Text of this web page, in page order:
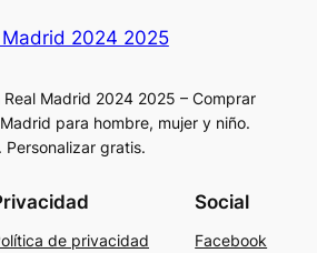
2024 2025
Madrid 2024 2025 – Comprar
para hombre, mujer y niño.
Personalizar gratis.
de privacidad
Social
Facebook